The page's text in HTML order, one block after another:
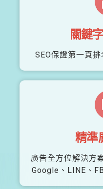
關鍵
SEO保證第一頁
精準
廣告全方位解決方
Google、LINE、